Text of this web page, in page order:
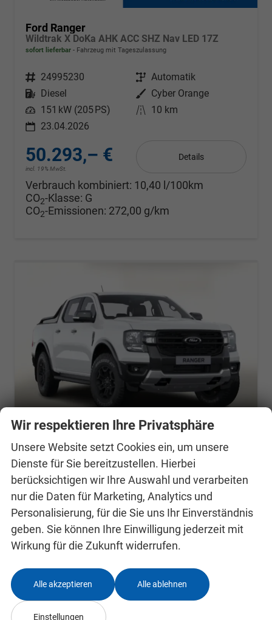
Ford Ranger
Wildtrak X DoKa AHK ACC SHZ Nav LED 17Z
sofort lieferbar Fahrzeug mit Tageszulassung
Fahrzeugnr. 24995230 Getriebe Automatik
Kraftstoff
Diesel Außenfarbe Cyber Orange
Leistung 151 kW (205 PS) Kilometerstand 10 km
23.04.2026
50.293,– €
incl. 19% MwSt.
Details
Verbrauch kombiniert: 10,40 l/100km
CO2-Klasse: G
CO2-Emissionen: 272,00 g/km
Ford Ranger
Limited DoKa el.Rollo AHK ACC LED SHZ Nav
unverbindliche Lieferzeit:
Fahrzeugnr. 24990885 GetriebeAutomatik
Kraftstoff Diesel Außenfarbe Frozen White
Leistung 151 kW (205 PS) Kilometerstand 10 km
50.313,– €
Wir respektieren Ihre Privatsphäre
Unsere Website setzt Cookies ein, um unsere
Dienste für Sie bereitzustellen. Hierbei
berücksichtigen wir Ihre Auswahl und verarbeiten
nur die Daten für Marketing, Analytics und
Personalisierung, für die Sie uns Ihr Einverständnis
geben. Sie können Ihre Einwilligung jederzeit mit
Wirkung für die Zukunft widerrufen.
Alle akzeptieren Alle ablehnen
Einstellungen